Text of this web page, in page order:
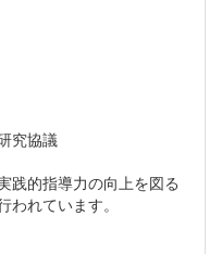
議
践的指導力の向上を図る
れています。